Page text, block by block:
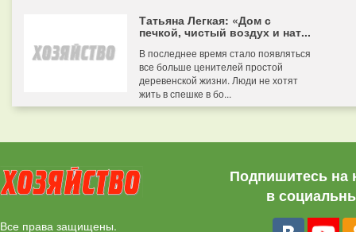
Татьяна Легкая: «Дом с
печкой, чистый воздух и нат...
В последнее время стало появляться
все больше ценителей простой
деревенской жизни. Люди не хотят
жить в спешке в бо...
Все права защищены.
Подпишитесь на
в